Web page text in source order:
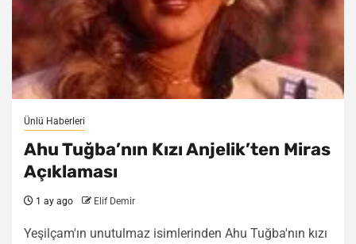
Ünlü Haberleri
Ahu Tuğba’nın Kızı Anjelik’ten Miras
Açıklaması
1 ay ago Elif Demir
Yeşilçam'ın unutulmaz isimlerinden Ahu Tuğba'nın kızı